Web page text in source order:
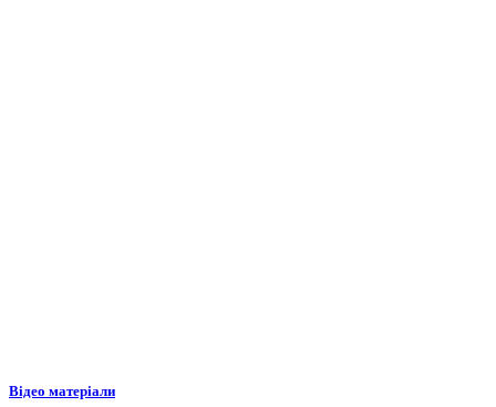
Відео матеріали